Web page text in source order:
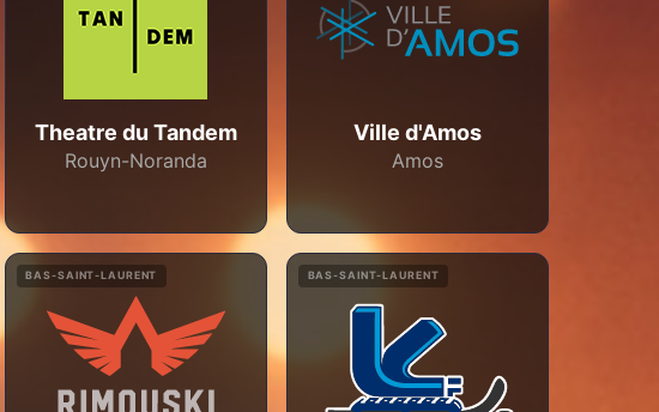
Theatre du Tandem
Rouyn-Noranda
Ville d'Amos
Amos
BAS-SAINT-LAURENT BAS-SAINT-LAURENT